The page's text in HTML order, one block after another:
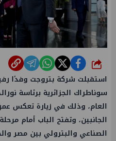
شارك
استقبلت شركة بتروجت وفدًا
سوناطراك الجزائرية برئاسة
العام، وذلك في زيارة تعكس عمق
الجانبين، وتفتح الباب أمام
الصناعي والبترولي بين مصر